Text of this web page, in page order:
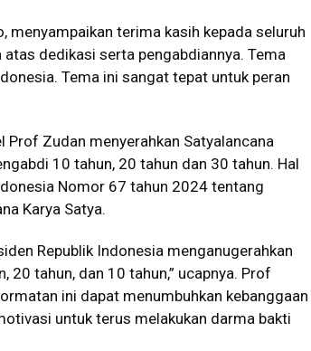
menyampaikan terima kasih kepada seluruh
dedikasi serta pengabdiannya. Tema
Tema ini sangat tepat untuk peran
Prof Zudan menyerahkan Satyalancana
10 tahun, 20 tahun dan 30 tahun. Hal
Nomor 67 tahun 2024 tentang
Karya Satya.
Republik Indonesia menganugerahkan
20 tahun, dan 10 tahun,” ucapnya. Prof
ini dapat menumbuhkan kebanggaan
untuk terus melakukan darma bakti